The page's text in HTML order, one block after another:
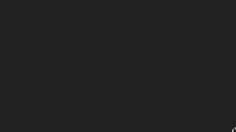
نهادهای مردمی
فولاد در کشور